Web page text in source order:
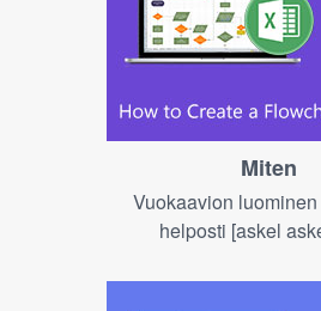
Miten
Vuokaavion
helposti [askel